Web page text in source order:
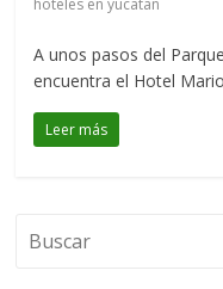
hoteles en yucatan
A unos pasos del
encuentra el Hotel
Leer más